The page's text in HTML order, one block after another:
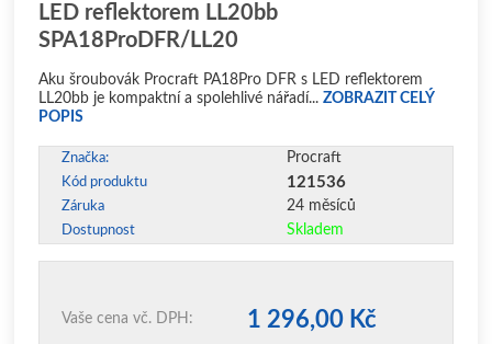
LED reflektorem LL20bb
SPA18ProDFR/LL20
Aku šroubovák Procraft PA18Pro DFR s LED reflektorem
LL20bb je kompaktní a spolehlivé nářadí... ZOBRAZIT CELÝ
POPIS
Značka: Procraft
Kód produktu 121536
Záruka 24 měsíců
Dostupnost Skladem
Vaše cena vč. DPH: 1 296,00 Kč